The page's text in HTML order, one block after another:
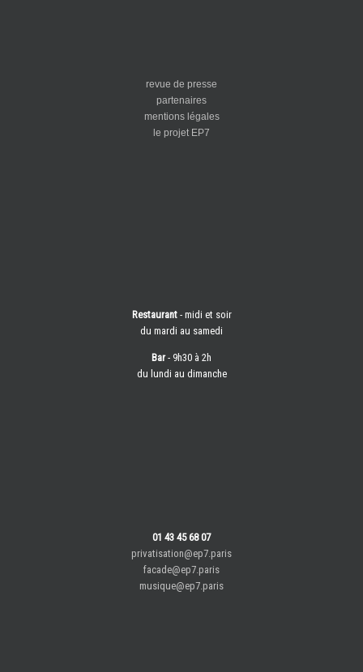
revue de presse
partenaires
mentions légales
le projet EP7
Restaurant- midi et soir
du mardi au samedi
Bar- 9h30 à 2h
du lundi au dimanche
01 43 45 68 07
privatisation@ep7.paris
facade@ep7.paris
musique@ep7.paris